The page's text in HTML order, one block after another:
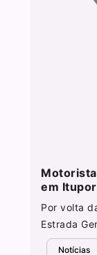
em
Por volta
Estrada
Notícias